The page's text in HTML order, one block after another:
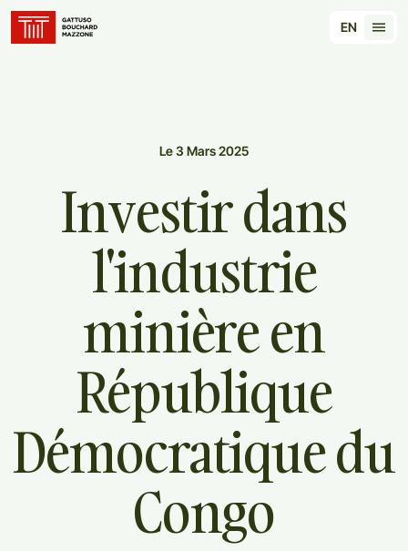
EN
Le 3 Mars 2025
Investirdans
l'industrie
minièreen
République
Démocratiquedu
Congo